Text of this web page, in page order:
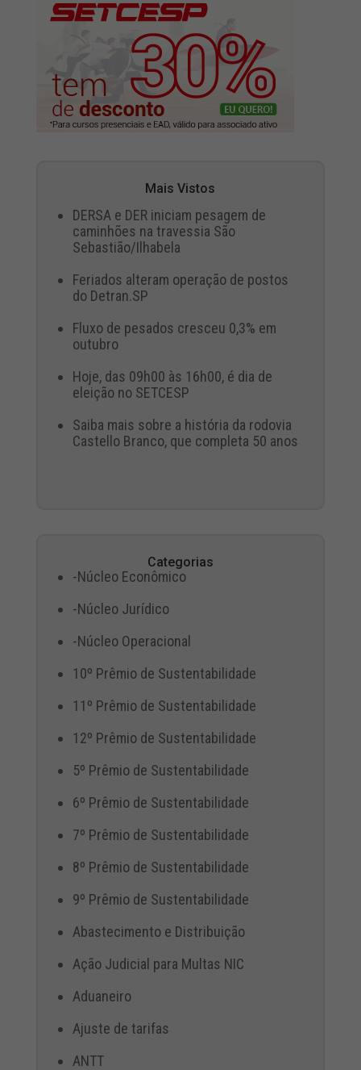
Mais Vistos
DERSA e DER iniciam pesagem de
caminhões na travessia São
Sebastião/Ilhabela
Feriados alteram operação de postos
do Detran.SP
Fluxo de pesados cresceu 0,3% em
outubro
Hoje, das 09h00 às 16h00, é dia de
eleição no SETCESP
Saiba mais sobre a história da rodovia
Castello Branco, que completa 50 anos
Categorias
-Núcleo Econômico
-Núcleo Jurídico
-Núcleo Operacional
10º Prêmio de Sustentabilidade
11º Prêmio de Sustentabilidade
12º Prêmio de Sustentabilidade
5º Prêmio de Sustentabilidade
6º Prêmio de Sustentabilidade
7º Prêmio de Sustentabilidade
8º Prêmio de Sustentabilidade
9º Prêmio de Sustentabilidade
Abastecimento e Distribuição
Ação Judicial para Multas NIC
Aduaneiro
Ajuste de tarifas
ANTT